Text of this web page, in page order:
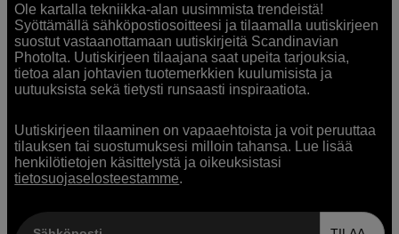
Ole kartalla tekniikka-alan uusimmista trendeistä!
Syöttämällä sähköpostiosoitteesi ja tilaamalla uutiskirjeen
suostut vastaanottamaan uutiskirjeitä Scandinavian
Photolta. Uutiskirjeen tilaajana saat upeita tarjouksia,
tietoa alan johtavien tuotemerkkien kuulumisista ja
uutuuksista sekä tietysti runsaasti inspiraatiota.
Uutiskirjeen tilaaminen on vapaaehtoista ja voit peruuttaa
tilauksen tai suostumuksesi milloin tahansa. Lue lisää
henkilötietojen käsittelystä ja oikeuksistasi
tietosuojaselosteestamme.